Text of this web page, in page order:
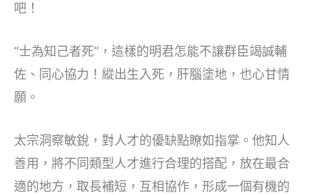
吧！
“士為知己者死”，這樣的明君怎能不讓群臣竭誠輔
佐、同心協力！縱出生入死，肝腦塗地，也心甘情
願。
太宗洞察敏銳，對人才的優缺點瞭如指掌。他知人
善用，將不同類型人才進行合理的搭配，放在最合
適的地方，取長補短，互相協作，形成一個有機的